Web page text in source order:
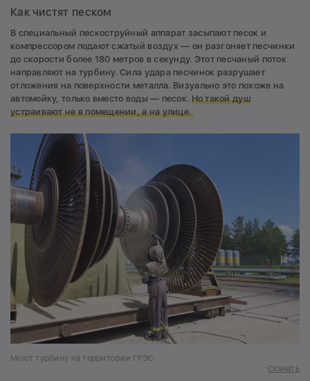
Как чистят песком
В специальный пескоструйный аппарат засыпают песок и
компрессором подают сжатый воздух — он разгоняет песчинки
до скорости более 180 метров в секунду. Этот песчаный поток
направляют на турбину. Сила удара песчинок разрушает
отложения на поверхности металла. Визуально это похоже на
автомойку, только вместо воды — песок. Но такой душ
устраиваютне в помещении,а на улице.
Моют турбину на территории ГРЭС
Скачать